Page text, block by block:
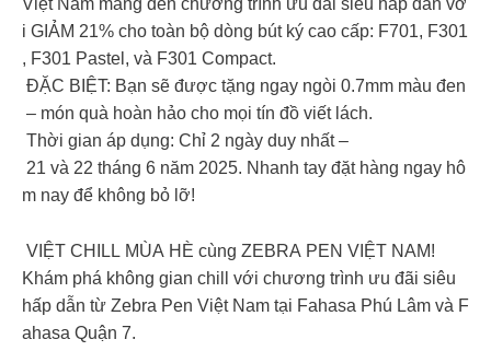
Việt Nam mang đến chương trình ưu đãi siêu hấp dẫn vớ
i GIẢM 21% cho toàn bộ dòng bút ký cao cấp: F701, F301
, F301 Pastel, và F301 Compact.
ĐẶC BIỆT: Bạn sẽ được tặng ngay ngòi 0.7mm màu đen
– món quà hoàn hảo cho mọi tín đồ viết lách.
Thời gian áp dụng: Chỉ 2 ngày duy nhất –
21 và 22 tháng 6 năm 2025. Nhanh tay đặt hàng ngay hô
m nay để không bỏ lỡ!
VIỆT CHILL MÙA HÈ cùng ZEBRA PEN VIỆT NAM!
Khám phá không gian chill với chương trình ưu đãi siêu
hấp dẫn từ Zebra Pen Việt Nam tại Fahasa Phú Lâm và F
ahasa Quận 7.